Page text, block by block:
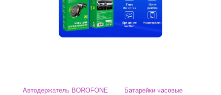
Автодержатель BOROFONE
Батарейки часовые